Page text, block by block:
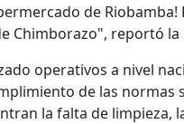
de Riobamba!
Chimborazo", reportó
operativos a nivel
de las
la falta de limpieza,